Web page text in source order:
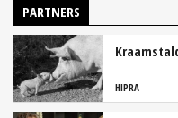
PARTNERS
HIPRA